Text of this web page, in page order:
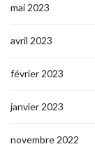
mai 2023
avril 2023
février 2023
janvier 2023
novembre 2022